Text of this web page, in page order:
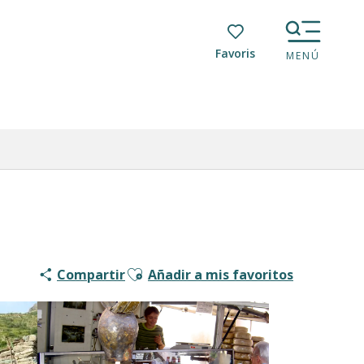
Voir les favoris
MENÚ
CompartirAjouter aux favoris
Añadir a mis favoritos